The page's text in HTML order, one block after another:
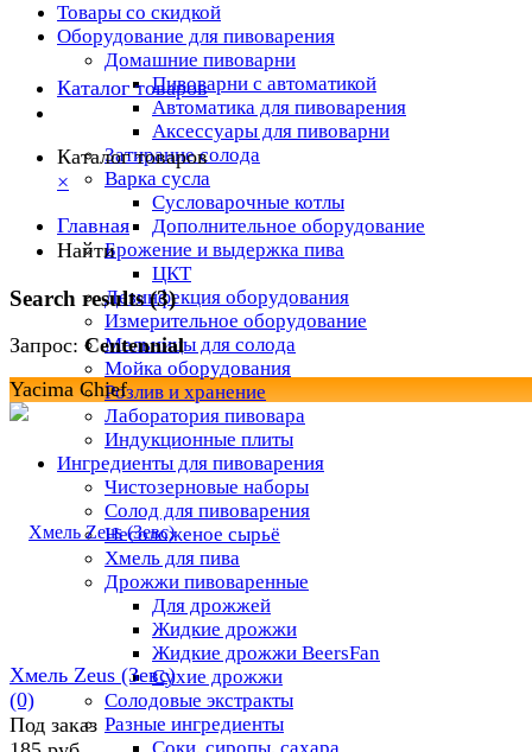
Товары со скидкой
Оборудование для пивоварения
Домашние пивоварни
Пивоварни с автоматикой
Автоматика для пивоварения
Аксессуары для пивоварни
Затирание солода
Варка сусла
Cусловарочные котлы
Дополнительное оборудование
Брожение и выдержка пива
ЦКТ
Дезинфекция оборудования
Измерительное оборудование
Мельницы для солода
Мойка оборудования
Розлив и хранение
Лаборатория пивовара
Индукционные плиты
Ингредиенты для пивоварения
Чистозерновые наборы
Солод для пивоварения
Несоложеное сырьё
Хмель для пива
Дрожжи пивоваренные
Для дрожжей
Жидкие дрожжи
Жидкие дрожжи BeersFan
Сухие дрожжи
Солодовые экстракты
Разные ингредиенты
Каталог товаров
Каталог товаров
×
Главная
Найти
Search results (3)
Запрос: Centennial
Yacima Chief
Хмель Zeus (Зевс)
(0)
Под заказ